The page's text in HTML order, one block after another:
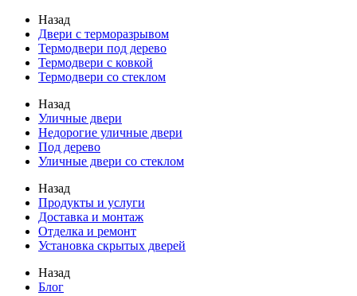
Назад
Двери с терморазрывом
Термодвери под дерево
Термодвери с ковкой
Термодвери со стеклом
Назад
Уличные двери
Недорогие уличные двери
Под дерево
Уличные двери со стеклом
Назад
Продукты и услуги
Доставка и монтаж
Отделка и ремонт
Установка скрытых дверей
Назад
Блог